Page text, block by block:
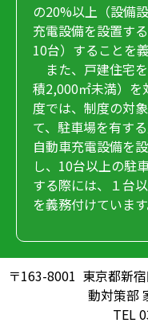
の20%以上（設備
充電設備を設置す
10台）することを
また、戸建住宅
積2,000㎡未満）を
度では、制度の対
て、駐車場を有す
自動車充電設備を
し、10台以上の駐
する際には、１台
を義務付けています
〒163-8001 東京都新
動対策部
TEL